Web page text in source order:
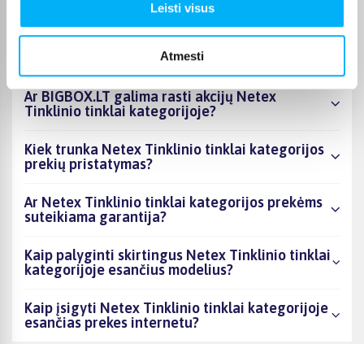
Leisti visus
Atmesti
Kiek prekių yra Netex Tinklinio tinklai
Ar BIGBOX.LT galima rasti akcijų Netex
Tinklinio tinklai kategorijoje?
Kiek trunka Netex Tinklinio tinklai kategorijos
prekių pristatymas?
Ar Netex Tinklinio tinklai kategorijos prekėms
suteikiama garantija?
Kaip palyginti skirtingus Netex Tinklinio tinklai
kategorijoje esančius modelius?
Kaip įsigyti Netex Tinklinio tinklai kategorijoje
esančias prekes internetu?